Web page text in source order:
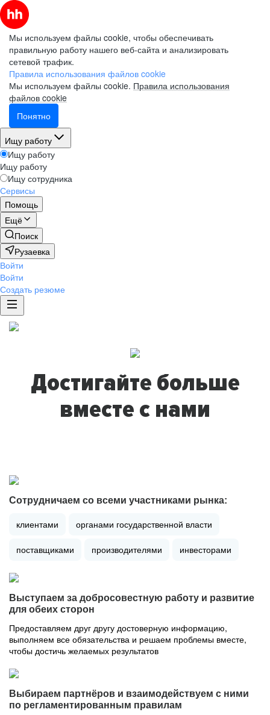
Мы используем файлы cookie, чтобы обеспечивать
правильную работу нашего веб-сайта и анализировать
сетевой трафик.
Правила использования файлов cookie
Мы используем файлы cookie. Правила использования
файлов cookie
Понятно
Ищу работу
Ищу работу
Ищу работу
Ищу сотрудника
Сервисы
Помощь
Ещё
Поиск
Рузаевка
Войти
Войти
Создать резюме
Достигайте больше
вместе с нами
Сотрудничаем со всеми участниками рынка:
клиентами органами государственной власти
поставщиками производителями инвесторами
Выступаем за добросовестную работу и развитие
для обеих сторон
Предоставляем друг другу достоверную информацию,
выполняем все обязательства и решаем проблемы вместе,
чтобы достичь желаемых результатов
Выбираем партнёров и взаимодействуем с ними
по регламентированным правилам